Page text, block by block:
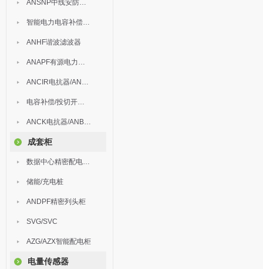
ANSNP中线安防保护器
智能电力电容补偿装置
ANHF谐波滤波器
ANAPF有源电力滤波器
ANCIR电抗器/ANHPD300谐波保护器
电容补偿/投切开关/ARC
ANCK电抗器/ANBSMJ自愈式低压并联电容器
成套柜
数据中心精密配电监控装置
储能/充电桩
ANDPF精密列头柜
SVG/SVC
AZG/AZX智能配电柜
电量传感器